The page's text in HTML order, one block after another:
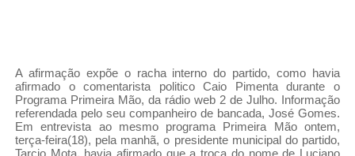
A afirmação expõe o racha interno do partido, como havia
afirmado o comentarista politico Caio Pimenta durante o
Programa Primeira Mão, da rádio web 2 de Julho. Informação
referendada pelo seu companheiro de bancada, José Gomes.
Em entrevista ao mesmo programa Primeira Mão ontem,
terça-feira(18), pela manhã, o presidente municipal do partido,